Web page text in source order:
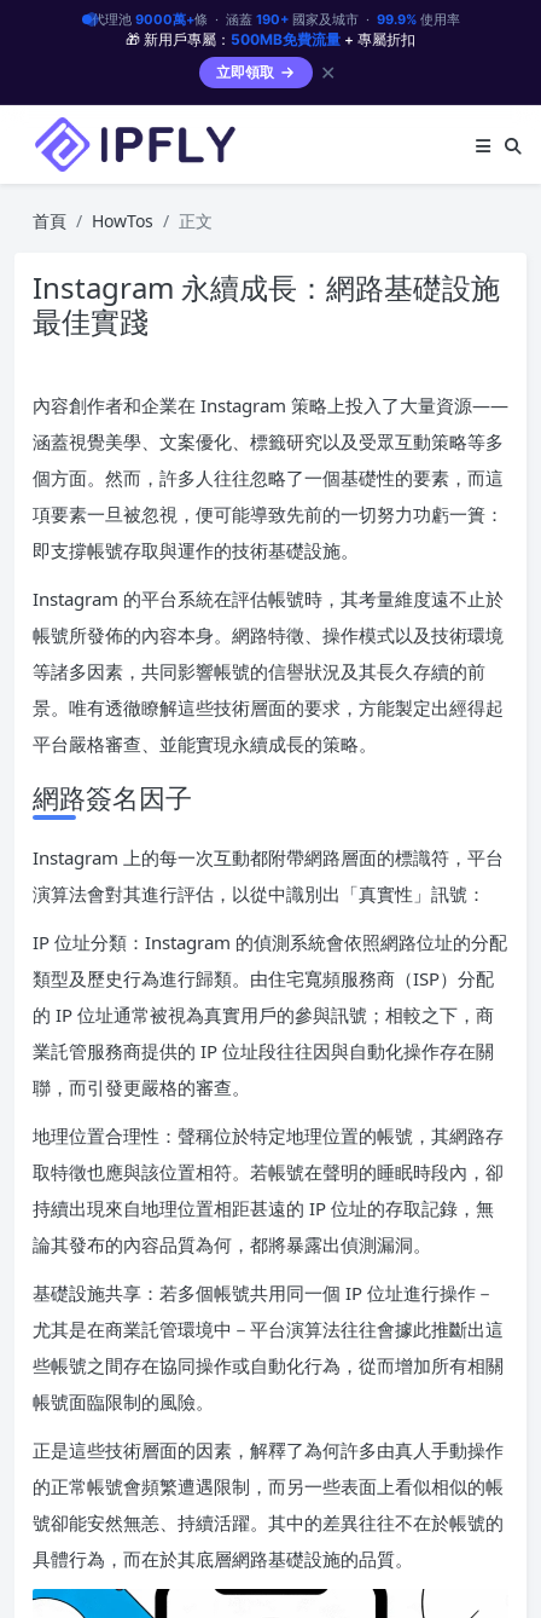
代理池 9000萬+條 · 涵蓋 190+國家及城市 · 99.9%使用率
🎁 新用戶專屬： 500MB免費流量 + 專屬折扣
立即領取
✕
首頁 HowTos 正文
Instagram 永續成長：網路基礎設施
最佳實踐
內容創作者和企業在 Instagram 策略上投入了大量資源——
涵蓋視覺美學、文案優化、標籤研究以及受眾互動策略等多
個方面。然而，許多人往往忽略了一個基礎性的要素，而這
項要素一旦被忽視，便可能導致先前的一切努力功虧一簣：
即支撐帳號存取與運作的技術基礎設施。
Instagram 的平台系統在評估帳號時，其考量維度遠不止於
帳號所發佈的內容本身。網路特徵、操作模式以及技術環境
等諸多因素，共同影響帳號的信譽狀況及其長久存續的前
景。唯有透徹瞭解這些技術層面的要求，方能製定出經得起
平台嚴格審查、並能實現永續成長的策略。
網路簽名因子
Instagram 上的每一次互動都附帶網路層面的標識符，平台
演算法會對其進行評估，以從中識別出「真實性」訊號：
IP 位址分類：Instagram 的偵測系統會依照網路位址的分配
類型及歷史行為進行歸類。由住宅寬頻服務商（ISP）分配
的 IP 位址通常被視為真實用戶的參與訊號；相較之下，商
業託管服務商提供的 IP 位址段往往因與自動化操作存在關
聯，而引發更嚴格的審查。
地理位置合理性：聲稱位於特定地理位置的帳號，其網路存
取特徵也應與該位置相符。若帳號在聲明的睡眠時段內，卻
持續出現來自地理位置相距甚遠的 IP 位址的存取記錄，無
論其發布的內容品質為何，都將暴露出偵測漏洞。
基礎設施共享：若多個帳號共用同一個 IP 位址進行操作－
尤其是在商業託管環境中－平台演算法往往會據此推斷出這
些帳號之間存在協同操作或自動化行為，從而增加所有相關
帳號面臨限制的風險。
正是這些技術層面的因素，解釋了為何許多由真人手動操作
的正常帳號會頻繁遭遇限制，而另一些表面上看似相似的帳
號卻能安然無恙、持續活躍。其中的差異往往不在於帳​​號的
具體行為，而在於其底層網路基礎設施的品質。